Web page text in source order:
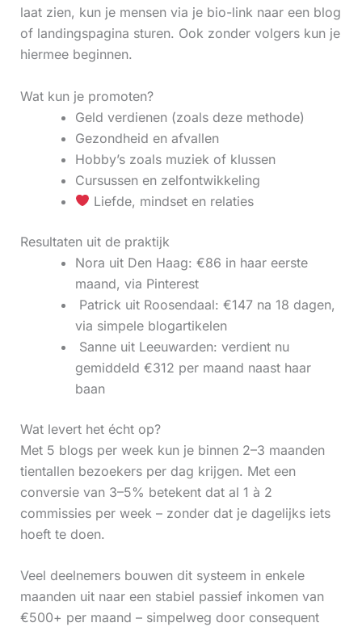
laat zien, kun je mensen via je bio-link naar een blog
of landingspagina sturen. Ook zonder volgers kun je
hiermee beginnen.
Wat kun je promoten?
Geld verdienen (zoals deze methode)
Gezondheid en afvallen
Hobby’s zoals muziek of klussen
Cursussen en zelfontwikkeling
Liefde, mindset en relaties
Resultaten uit de praktijk
Nora uit Den Haag: €86 in haar eerste
maand, via Pinterest
‍ Patrick uit Roosendaal: €147 na 18 dagen,
via simpele blogartikelen
‍ Sanne uit Leeuwarden: verdient nu
gemiddeld €312 per maand naast haar
baan
Wat levert het écht op?
Met 5 blogs per week kun je binnen 2–3 maanden
tientallen bezoekers per dag krijgen. Met een
conversie van 3–5% betekent dat al 1 à 2
commissies per week – zonder dat je dagelijks iets
hoeft te doen.
Veel deelnemers bouwen dit systeem in enkele
maanden uit naar een stabiel passief inkomen van
€500+ per maand – simpelweg door consequent